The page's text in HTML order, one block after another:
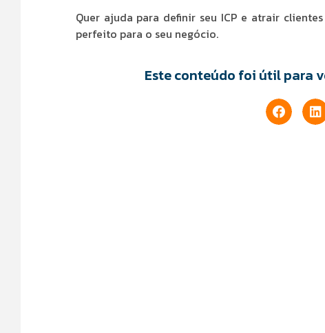
Quer ajuda para definir seu ICP e atrair
perfeito para o seu negócio.
Este conteúdo foi útil para